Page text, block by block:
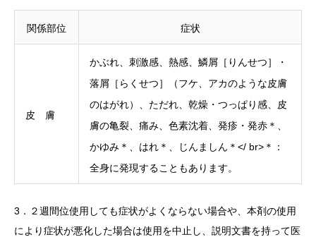
関係部位 症状
皮 膚
かぶれ、刺激感、熱感、鱗屑［りんせつ］・
落屑［らくせつ］（フケ、アカのような皮膚
のはがれ）、ただれ、乾燥・つっぱり感、皮
膚の亀裂、痛み、色素沈着、発疹・発赤＊、
かゆみ＊、はれ＊、じんましん＊</ br>＊：
全身に発現することもあります。
3．２週間位使用しても症状がよくならない場合や、本剤の使用
により症状が悪化した場合は使用を中止し、説明文書を持って医